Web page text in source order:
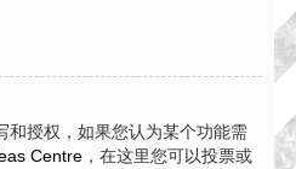
和授权，如果您认为某个功能需
Centre ，在这里您可以投票或